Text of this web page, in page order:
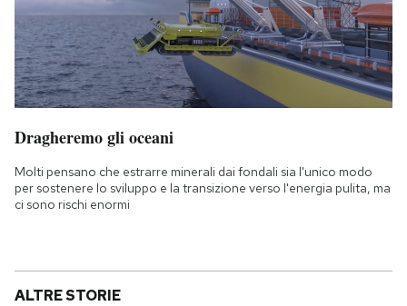
Dragheremo gli oceani
Molti pensano che estrarre minerali dai fondali sia l'unico modo
per sostenere lo sviluppo e la transizione verso l'energia pulita, ma
ci sono rischi enormi
ALTRE STORIE